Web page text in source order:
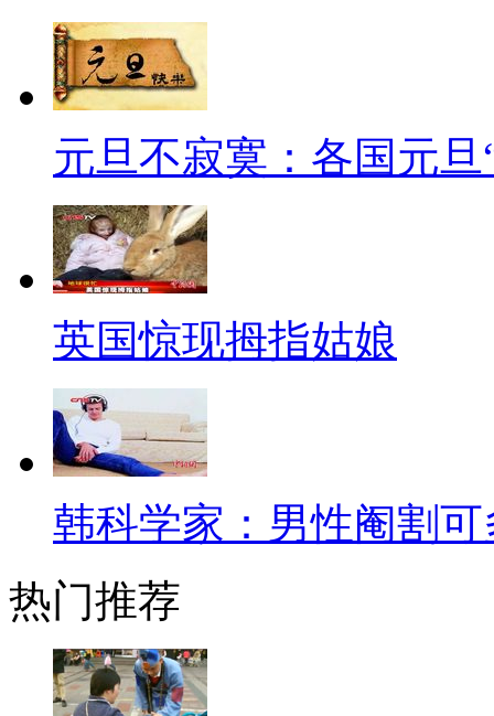
不过，不要以为只有台湾的
男星也不例外。
宋承宪2004年被韩国媒体踢
韩国艺人韩在石曾以尿蛋白过
韩国舞神刘承俊，则选择放弃
众举国震怒，至今都不肯原谅他
当然，也有男艺人在逃避兵
才入伍的明道自愿加入“三军仪
人”，形象焕然一新；郑元畅也
发，低调住院开刀也不希望“被
【口播】明道与郑元畅退伍
延，或是以身体病痛验退，不
而上演“宫心计”，你们的妈妈
都有示范作用，对于自己的责
元旦不寂寞：各国元
英国惊现拇指姑娘
韩科学家：男性阉割可
热门推荐